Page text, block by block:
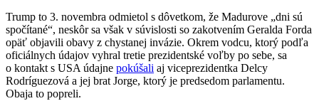
Trump to 3. novembra odmietol s dôvetkom, že Madurove „dni sú
spočítané“, neskôr sa však v súvislosti so zakotvením Geralda Forda
opäť objavili obavy z chystanej invázie. Okrem vodcu, ktorý podľa
oficiálnych údajov vyhral tretie prezidentské voľby po sebe, sa
o kontakt s USA údajne pokúšali aj viceprezidentka Delcy
Rodríguezová a jej brat Jorge, ktorý je predsedom parlamentu.
Obaja to popreli.